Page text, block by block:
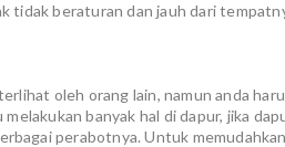
tidak beraturan dan jauh dari
oleh orang lain, namun anda
banyak hal di dapur, jika
perabotnya. Untuk